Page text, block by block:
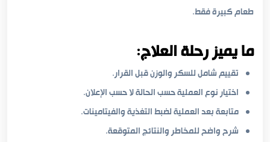
طعام كبيرة فقط.
ما يميز رحلة العلاج:
تقييم شامل للسكر والوزن قبل القرار.
اختيار نوع العملية حسب الحالة لا حسب الإعلان.
متابعة بعد العملية لضبط التغذية والفيتامينات.
شرح واضح للمخاطر والنتائج المتوقعة.